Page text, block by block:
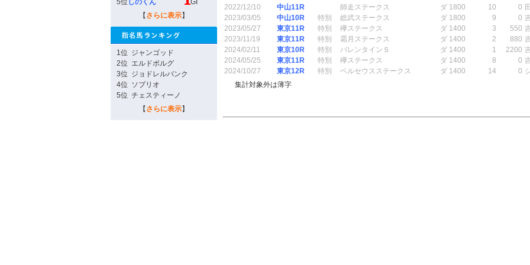
5位 しのくん
GI
【 さらに表示】
1位 ジャンゴッド
2位 エルドボルグ
3位 ジョドレルバンク
4位 ソブリオ
5位 チェスティーノ
【 さらに表示】
2022/12/10
中山11R 師走ステークス ダ 1800 10 0
2023/03/05
中山10R 特別 総武ステークス ダ 1800 9 0
2023/05/27
東京11R 特別 欅ステークス ダ 1400 3 550
2023/11/19
東京11R 特別 霜月ステークス ダ 1400 2 880
2024/02/11
東京10R 特別 バレンタインＳ ダ 1400 1 2200
2024/05/25
東京11R 特別 欅ステークス ダ 1400 8 0
2024/10/27
東京12R 特別 ペルセウスステークス ダ 1400 14 0
集計対象外は薄字